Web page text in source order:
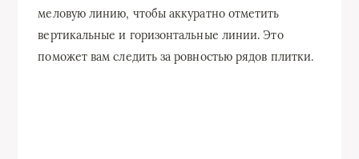
меловую линию, чтобы аккуратно отметить
вертикальные и горизонтальные линии. Это
поможет вам следить за ровностью рядов плитки.